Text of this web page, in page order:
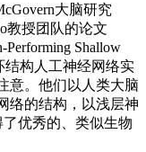
大脑研究
教授团队的论文
Performing Shallow
结构人工神经网络实
意。他们以人类大脑
络的结构，以浅层神
优秀的、类似生物